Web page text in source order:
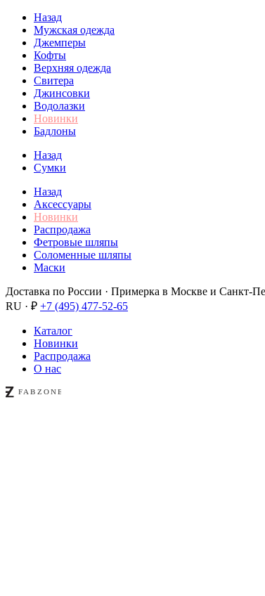
Назад
Мужская одежда
Джемперы
Кофты
Верхняя одежда
Свитера
Джинсовки
Водолазки
Новинки
Бадлоны
Назад
Сумки
Назад
Аксессуары
Новинки
Распродажа
Фетровые шляпы
Соломенные шляпы
Маски
Доставка по России · Примерка в Москве и Санкт-
RU · ₽ +7 (495) 477-52-65
Каталог
Новинки
Распродажа
О нас